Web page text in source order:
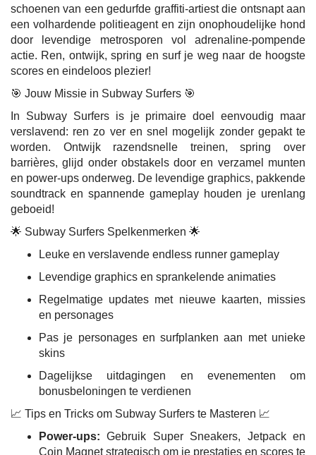
schoenen van een gedurfde graffiti-artiest die ontsnapt aan
een volhardende politieagent en zijn onophoudelijke hond
door levendige metrosporen vol adrenaline-pompende
actie. Ren, ontwijk, spring en surf je weg naar de hoogste
scores en eindeloos plezier!
🎯 Jouw Missie in Subway Surfers 🎯
In Subway Surfers is je primaire doel eenvoudig maar
verslavend: ren zo ver en snel mogelijk zonder gepakt te
worden. Ontwijk razendsnelle treinen, spring over
barrières, glijd onder obstakels door en verzamel munten
en power-ups onderweg. De levendige graphics, pakkende
soundtrack en spannende gameplay houden je urenlang
geboeid!
🌟 Subway Surfers Spelkenmerken 🌟
Leuke en verslavende endless runner gameplay
Levendige graphics en sprankelende animaties
Regelmatige updates met nieuwe kaarten, missies
en personages
Pas je personages en surfplanken aan met unieke
skins
Dagelijkse uitdagingen en evenementen om
bonusbeloningen te verdienen
📈 Tips en Tricks om Subway Surfers te Masteren 📈
Power-ups: Gebruik Super Sneakers, Jetpack en
Coin Magnet strategisch om je prestaties en scores te